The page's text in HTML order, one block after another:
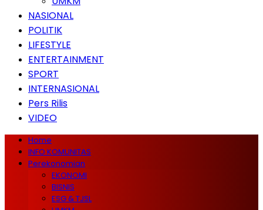
NASIONAL
POLITIK
LIFESTYLE
ENTERTAINMENT
SPORT
INTERNASIONAL
Pers Rilis
VIDEO
Home
INFO KOMUNITAS
Perekonomian
EKONOMI
BISNIS
ESG & TJSL